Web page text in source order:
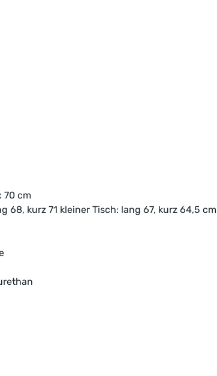
70 cm
kurz 71 kleiner Tisch: lang 67, kurz 64,5 cm